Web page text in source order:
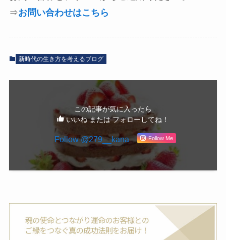
⇒お問い合わせはこちら
新時代の生き方を考えるブログ
この記事が気に入ったら
いいね または フォローしてね！
Follow @279__kana Follow Me